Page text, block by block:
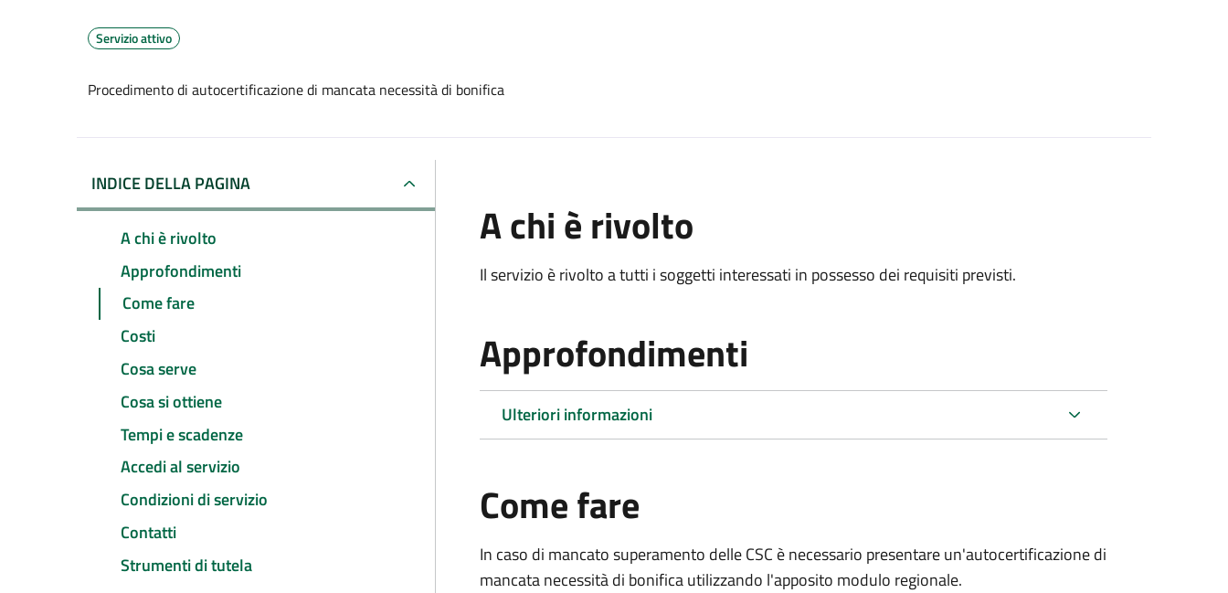
Servizio attivo
Procedimento di autocertificazione di mancata necessità di bonifica
INDICE DELLA PAGINA
A chi è rivolto
Approfondimenti
Come fare
Costi
Cosa serve
Cosa si ottiene
Tempi e scadenze
Accedi al servizio
Condizioni di servizio
Contatti
Strumenti di tutela
A chi è rivolto
Il servizio è rivolto a tutti i soggetti interessati in possesso dei requisiti previsti.
Approfondimenti
Ulteriori informazioni
Come fare
In caso di mancato superamento delle CSC è necessario presentare un'autocertificazione di
mancata necessità di bonifica utilizzando l'apposito modulo regionale.